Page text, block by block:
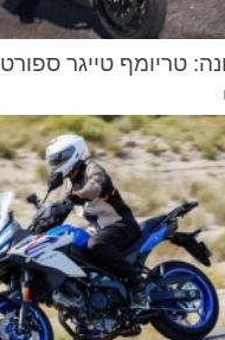
טריומף טייגר ספורט 800